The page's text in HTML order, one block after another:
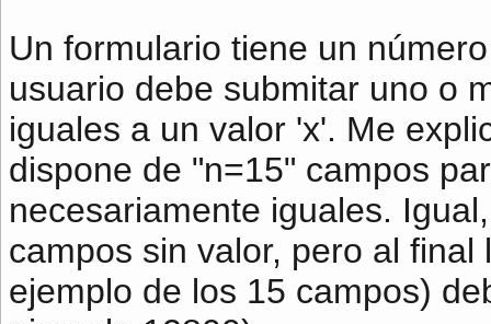
Un formulario tiene un
usuario debe submitar uno o
iguales a un valor 'x'. Me
dispone de "n=15" campos
necesariamente iguales.
campos sin valor, pero al
ejemplo de los 15 campos)